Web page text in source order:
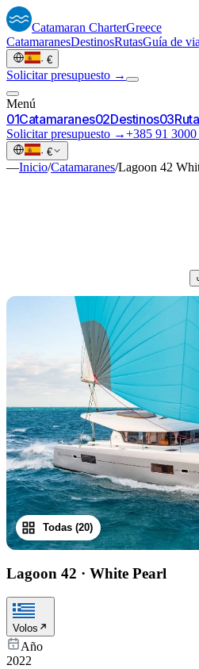
Catamaran CharterGreece
CatamaranesDestinosRutasGuía de
· €
Solicitar presupuesto →
Menú
01Catamaranes02Destinos03
Solicitar presupuesto →+385 91 3000
· €
—Inicio/Catamaranes/Lagoon 42
Todas (20)
Lagoon 42 · White Pearl
Volos
Año
2022